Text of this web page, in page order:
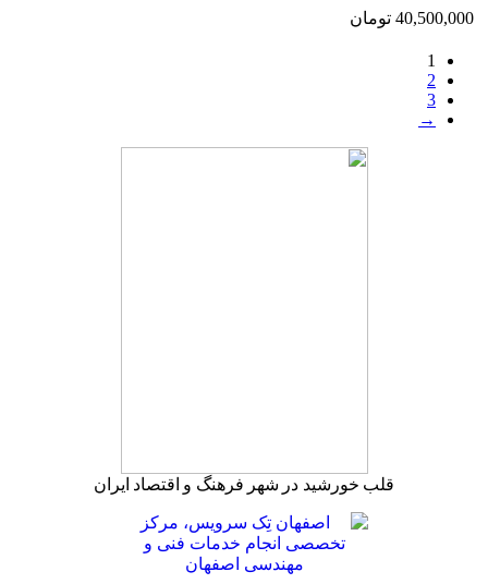
40,500,000 تومان
1
2
3
→
قلب خورشید در شهر فرهنگ و اقتصاد ایران